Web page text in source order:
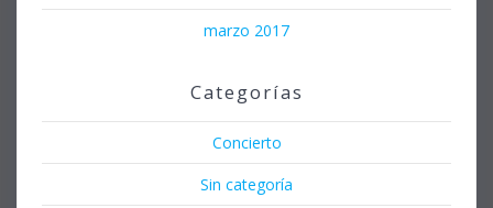
marzo 2017
Categorías
Concierto
Sin categoría